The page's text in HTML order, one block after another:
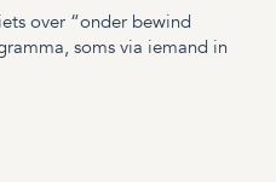
over “onder bewind
soms via iemand in